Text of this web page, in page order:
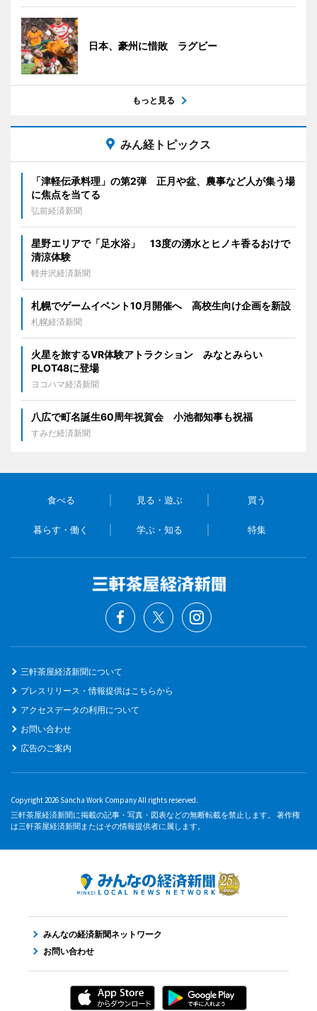
日本、豪州に惜敗 ラグビー
もっと見る
みん経トピックス
「津軽伝承料理」の第2弾 正月や盆、農事など人が集う場
に焦点を当てる
弘前経済新聞
星野エリアで「足水浴」 13度の湧水とヒノキ香るおけで
清涼体験
軽井沢経済新聞
札幌でゲームイベント10月開催へ 高校生向け企画を新設
札幌経済新聞
火星を旅するVR体験アトラクション みなとみらい
PLOT48に登場
ヨコハマ経済新聞
八広で町名誕生60周年祝賀会 小池都知事も祝福
すみだ経済新聞
食べる 見る・遊ぶ 買う
暮らす・働く 学ぶ・知る 特集
三軒茶屋経済新聞について
プレスリリース・情報提供はこちらから
アクセスデータの利用について
お問い合わせ
広告のご案内
Copyright 2026 Sancha Work Company All rights reserved.
三軒茶屋経済新聞に掲載の記事・写真・図表などの無断転載を禁止します。 著作権
は三軒茶屋経済新聞またはその情報提供者に属します。
みんなの経済新聞ネットワーク
お問い合わせ